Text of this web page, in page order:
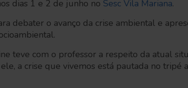
dias 1 e 2 de junho no Sesc Vila Mariana.
debater o avanço da crise ambiental e
teve com o professor a respeito da atual
a crise que vivemos está pautada no tripé